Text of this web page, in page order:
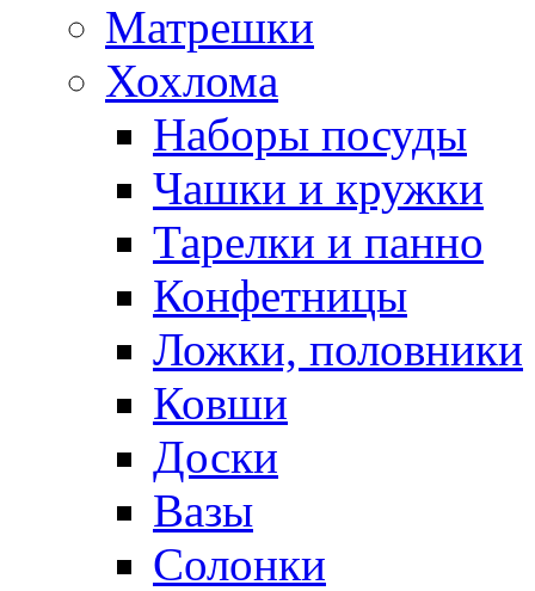
Матрешки
Хохлома
Наборы посуды
Чашки и кружки
Тарелки и панно
Конфетницы
Ложки, половники
Ковши
Доски
Вазы
Солонки